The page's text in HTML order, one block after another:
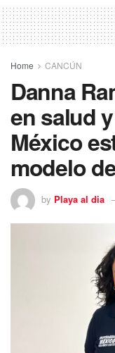
Home CANCÚN
Danna
en salud
México
modelo
by Playa al dia